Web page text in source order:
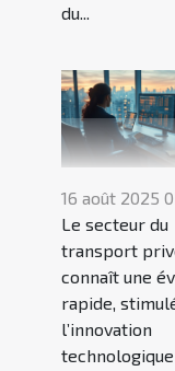
du...
16 août 2025
Le secteur du
transport
connaît une
rapide,
l’innovation
technologique